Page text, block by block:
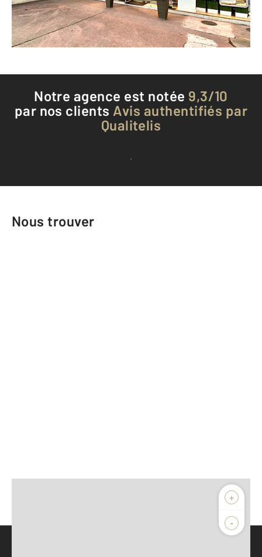
Envoyer un message
Téléphoner à l'agence
Notre agence est notée 9,3/10
par nos clients Avis authentifiés par
Qualitelis
Voir tous les avis clients
Nous trouver
+
-